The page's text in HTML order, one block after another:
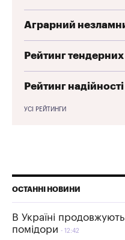
Аграрний
Рейтинг тендерних
Рейтинг
УСІ РЕЙТИНГИ
ОСТАННІ НОВИНИ
В Україні
помідори
12:42